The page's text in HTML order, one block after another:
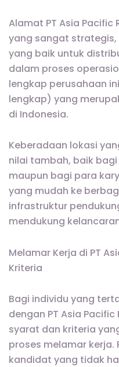
Alamat PT Asia
yang sangat
yang baik untuk
dalam proses
lengkap perusahaan
lengkap) yang
di Indonesia.
Keberadaan lokasi
nilai tambah, baik
maupun bagi para
yang mudah ke
infrastruktur
mendukung
Melamar Kerja di PT
Kriteria
Bagi individu yang
dengan PT Asia
syarat dan kriteria
proses melamar kerja.
kandidat yang tidak